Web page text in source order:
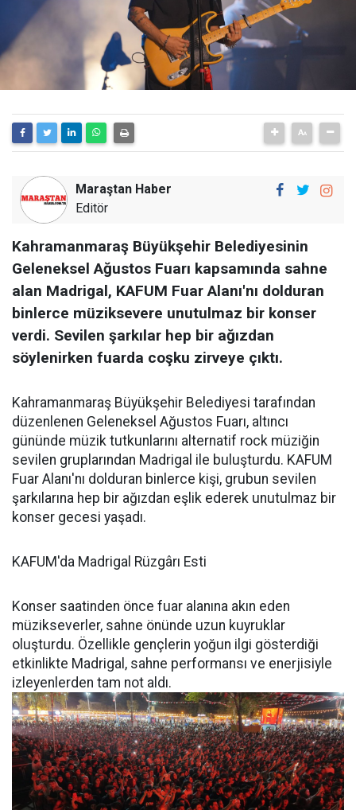
Maraştan Haber
Editör
Kahramanmaraş Büyükşehir Belediyesinin
Geleneksel Ağustos Fuarı kapsamında sahne
alan Madrigal, KAFUM Fuar Alanı'nı dolduran
binlerce müziksevere unutulmaz bir konser
verdi. Sevilen şarkılar hep bir ağızdan
söylenirken fuarda coşku zirveye çıktı.
Kahramanmaraş Büyükşehir Belediyesi tarafından
düzenlenen Geleneksel Ağustos Fuarı, altıncı
gününde müzik tutkunlarını alternatif rock müziğin
sevilen gruplarından Madrigal ile buluşturdu. KAFUM
Fuar Alanı'nı dolduran binlerce kişi, grubun sevilen
şarkılarına hep bir ağızdan eşlik ederek unutulmaz bir
konser gecesi yaşadı.
KAFUM'da Madrigal Rüzgârı Esti
Konser saatinden önce fuar alanına akın eden
müzikseverler, sahne önünde uzun kuyruklar
oluşturdu. Özellikle gençlerin yoğun ilgi gösterdiği
etkinlikte Madrigal, sahne performansı ve enerjisiyle
izleyenlerden tam not aldı.